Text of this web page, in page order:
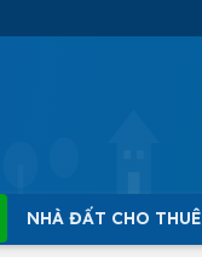
NHÀ ĐẤT CHO THUÊ